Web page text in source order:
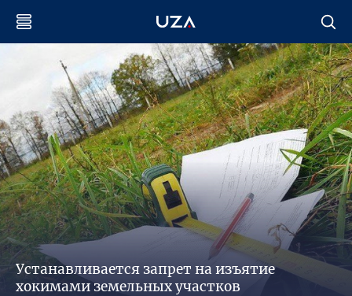
Устанавливается запрет на изъятие
хокимами земельных участков